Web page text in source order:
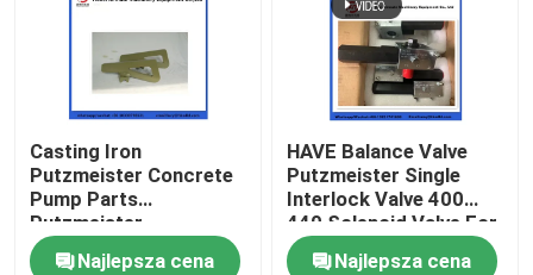
Części zamienne zakładów dozujących
Pompa betonowa łokieć
węże gumowe z pompy betonowej
Casting Iron
Putzmeister Concrete
Pump Parts
Putzmeister
Agitatoring Paddles
Najlepsza cena
HAVE Balance Valve
Putzmeister Single
Interlock Valve 400
440 Solenoid Valve For
Concrete Pump
Najlepsza cena